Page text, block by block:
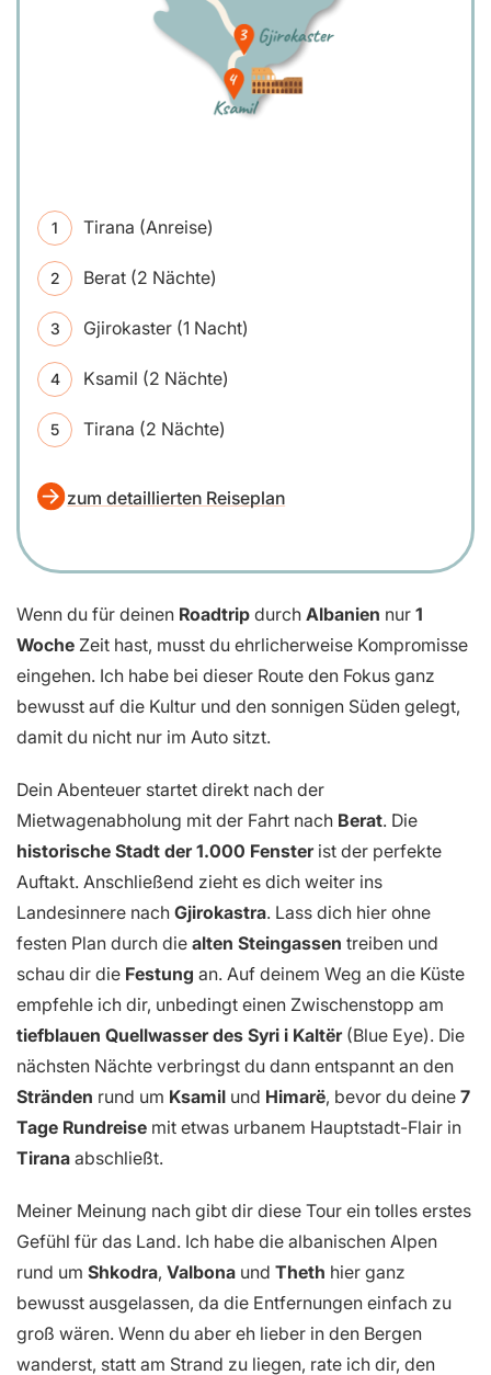
Tirana (Anreise)
Berat (2 Nächte)
Gjirokaster (1 Nacht)
Ksamil (2 Nächte)
Tirana (2 Nächte)
zum detaillierten Reiseplan
Wenn du für deinen Roadtrip durch Albanien nur 1
Woche Zeit hast, musst du ehrlicherweise Kompromisse
eingehen. Ich habe bei dieser Route den Fokus ganz
bewusst auf die Kultur und den sonnigen Süden gelegt,
damit du nicht nur im Auto sitzt.
Dein Abenteuer startet direkt nach der
Mietwagenabholung mit der Fahrt nach Berat. Die
historische Stadt der 1.000 Fensterist der perfekte
Auftakt. Anschließend zieht es dich weiter ins
Landesinnere nach Gjirokastra. Lass dich hier ohne
festen Plan durch die alten Steingassen treiben und
schau dir die Festung an. Auf deinem Weg an die Küste
empfehle ich dir, unbedingt einen Zwischenstopp am
tiefblauen Quellwasser des Syri i Kaltër(Blue Eye). Die
nächsten Nächte verbringst du dann entspannt an den
Stränden rund um Ksamil und Himarë, bevor du deine 7
Tage Rundreise mit etwas urbanem Hauptstadt-Flair in
Tirana abschließt.
Meiner Meinung nach gibt dir diese Tour ein tolles erstes
Gefühl für das Land. Ich habe die albanischen Alpen
rund um Shkodra, Valbona und Theth hier ganz
bewusst ausgelassen, da die Entfernungen einfach zu
groß wären. Wenn du aber eh lieber in den Bergen
wanderst, statt am Strand zu liegen, rate ich dir, den